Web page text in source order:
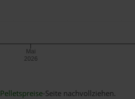
Mai
2026
Pelletspreise-Seite nachvollziehen.